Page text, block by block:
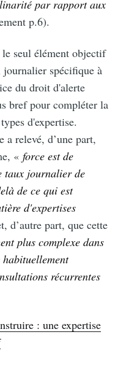
par rapport aux
p.6).
seul élément objectif
spécifique à
du droit d'alerte
bref pour compléter la
d'expertise.
a relevé, d’une part,
«force est de
taux journalier de
de ce qui est
d'expertises
d’autre part, que cette
plus complexe dans
habituellement
récurrentes
: une expertise